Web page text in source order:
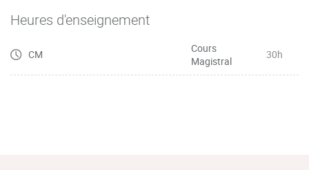
Heures d'enseignement
CM
Cours
Magistral
30h